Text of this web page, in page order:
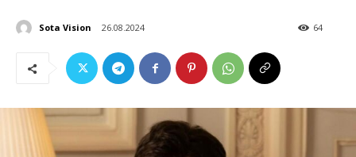
Sota Vision 26.08.2024 64